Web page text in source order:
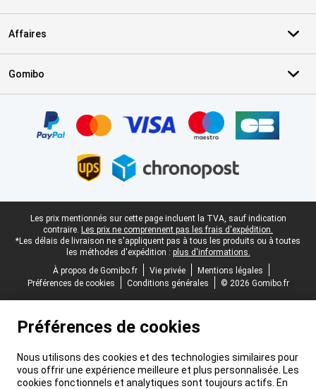
Affaires
Gomibo
Pied-de-page légal
Les prix mentionnés sur cette page incluent la TVA, sauf indication
contraire. Les prix ne comprennent pas les frais d'expédition.
*Les délais de livraison ne s'appliquent pas à tous les produits ou à toutes
les méthodes d'expédition : plus d'informations.
À propos de Gomibo.fr
Vie privée
Mentions légales
Préférences de cookies
Conditions générales © 2026 Gomibo.fr
Préférences de cookies
Nous utilisons des cookies et des technologies similaires pour
vous offrir une expérience meilleure et plus personnalisée. Les
cookies fonctionnels et analytiques sont toujours actifs. En